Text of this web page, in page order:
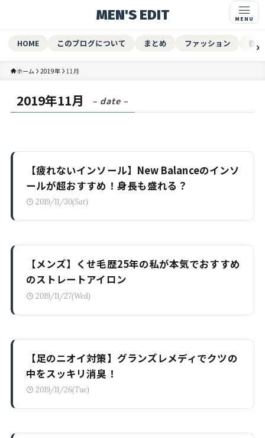
MEN'S EDIT
HOME このブログについて まとめ ファッション 香水
ホーム 2019年 11月
2019年11月 – date –
【疲れないインソール】New Balanceのインソ
ールが超おすすめ！身長も盛れる？
2019/11/30(Sat)
【メンズ】くせ毛歴25年の私が本気でおすすめ
のストレートアイロン
2019/11/27(Wed)
【足のニオイ対策】グランズレメディでクツの
中をスッキリ消臭！
2019/11/26(Tue)